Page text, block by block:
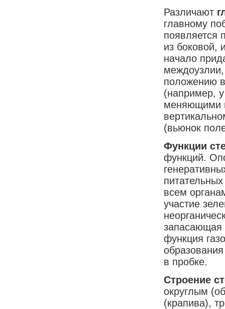
Различают
главному
появляется
из боковой,
начало
положению
(например,
меняющими
(вьюнок
Функции
функций.
всем
участие
запасающая
функция
в пробке.
Строение
округлым
(крапива),